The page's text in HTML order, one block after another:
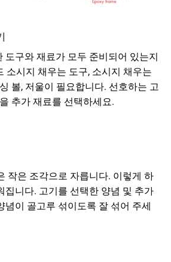
도구와 재료가 모두 준비되어 있는지
소시지 채우는 도구, 소시지 채우는
볼, 저울이 필요합니다. 선호하는 고
추가 재료를 선택하세요.
작은 조각으로 자릅니다. 이렇게 하
집니다. 고기를 선택한 양념 및 추가
념이 골고루 섞이도록 잘 섞어 주세